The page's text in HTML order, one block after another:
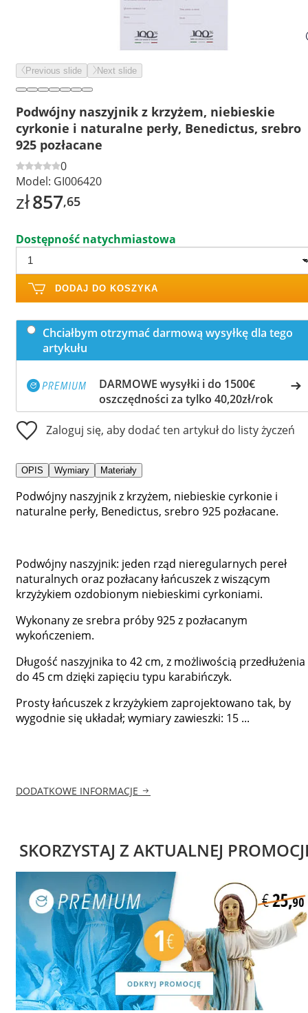
Previous slide Next slide
Podwójny naszyjnik z krzyżem, niebieskie
cyrkonie i naturalne perły, Benedictus, srebro
925 pozłacane
0
Model: GI006420
zł857,65
Dostępność natychmiastowa
DODAJ DO KOSZYKA
Chciałbym otrzymać darmową wysyłkę dla tego
artykułu
DARMOWE wysyłki i do 1500€
oszczędności za tylko 40,20zł/rok
Zaloguj się, aby dodać ten artykuł do listy życzeń
OPIS Wymiary Materiały
Podwójny naszyjnik z krzyżem, niebieskie cyrkonie i
naturalne perły, Benedictus, srebro 925 pozłacane.
Podwójny naszyjnik: jeden rząd nieregularnych pereł
naturalnych oraz pozłacany łańcuszek z wiszącym
krzyżykiem ozdobionym niebieskimi cyrkoniami.
Wykonany ze srebra próby 925 z pozłacanym
wykończeniem.
Długość naszyjnika to 42 cm, z możliwością przedłużenia
do 45 cm dzięki zapięciu typu karabińczyk.
Prosty łańcuszek z krzyżykiem zaprojektowano tak, by
wygodnie się układał; wymiary zawieszki: 15 ...
DODATKOWE INFORMACJE
SKORZYSTAJ Z AKTUALNEJ